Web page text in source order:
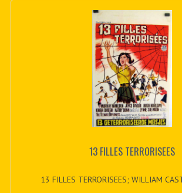
13 FILLES TERRORISEES
13 FILLES TERRORISEES; WILLIAM